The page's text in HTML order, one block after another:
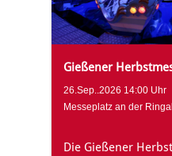
Gießener
26.Sep..2026 14:00 Uhr
Messeplatz an der
Die Gießener